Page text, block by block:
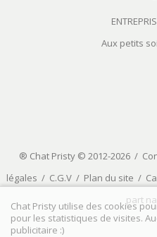
Aux petits
® Chat Pristy © 2012-2026 /
légales / C.G.V/ Plan du site /
part
Chat Pristy utilise des cookies
pour les statistiques de visites.
publicitaire :)